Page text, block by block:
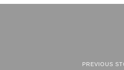
PREVIOUS